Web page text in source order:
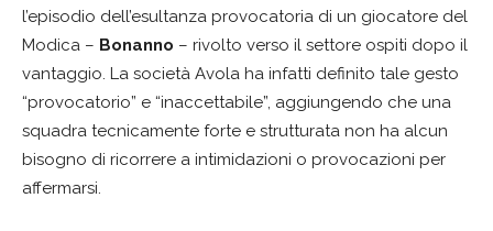
l’episodio dell’esultanza provocatoria di un giocatore del
Modica – Bonanno – rivolto verso il settore ospiti dopo il
vantaggio. La società Avola ha infatti definito tale gesto
“provocatorio” e “inaccettabile”, aggiungendo che una
squadra tecnicamente forte e strutturata non ha alcun
bisogno di ricorrere a intimidazioni o provocazioni per
affermarsi.